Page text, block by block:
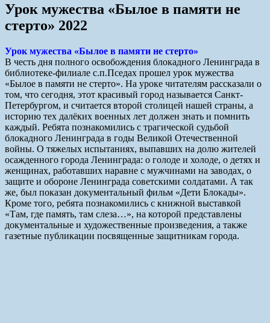
Урок мужества «Былое в памяти не
стерто» 2022
Урок мужества «Былое в памяти не стерто»
В честь дня полного освобождения блокадного Ленинграда в
библиотеке-филиале с.п.Пседах прошел урок мужества
«Былое в памяти не стерто». На уроке читателям рассказали о
том, что сегодня, этот красивый город называется Санкт-
Петербургом, и считается второй столицей нашей страны, а
историю тех далёких военных лет должен знать и помнить
каждый. Ребята познакомились с трагической судьбой
блокадного Ленинграда в годы Великой Отечественной
войны. О тяжелых испытаниях, выпавших на долю жителей
осажденного города Ленинграда: о голоде и холоде, о детях и
женщинах, работавших наравне с мужчинами на заводах, о
защите и обороне Ленинграда советскими солдатами. А так
же, был показан документальный фильм «Дети Блокады».
Кроме того, ребята познакомились с книжной выставкой
«Там, где память, там слеза…», на которой представлены
документальные и художественные произведения, а также
газетные публикации посвященные защитникам города.